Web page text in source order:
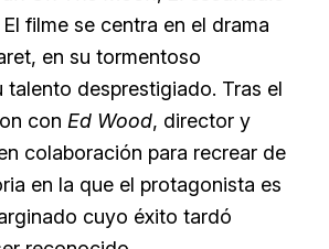
El filme se centra en el drama
en su tormentoso
talento desprestigiado. Tras el
con Ed Wood, director y
colaboración para recrear de
en la que el protagonista es
cuyo éxito tardó